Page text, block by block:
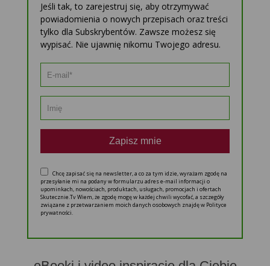
Jeśli tak, to zarejestruj się, aby otrzymywać
powiadomienia o nowych przepisach oraz treści
tylko dla Subskrybentów. Zawsze możesz się
wypisać. Nie ujawnię nikomu Twojego adresu.
Zapisz mnie
Chcę zapisać się na newsletter, a co za tym idzie, wyrażam zgodę na
przesyłanie mi na podany w formularzu adres e-mail informacji o
upominkach, nowościach, produktach, usługach, promocjach i ofertach
Skutecznie.Tv Wiem, że zgodę mogę w każdej chwili wycofać, a szczegóły
związane z przetwarzaniem moich danych osobowych znajdę w Polityce
prywatności.